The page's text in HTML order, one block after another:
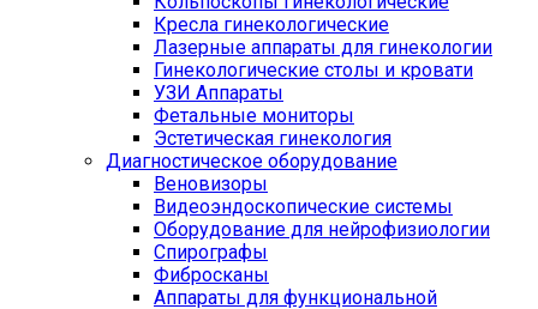
Кресла гинекологические
Лазерные аппараты для гинекологии
Гинекологические столы и кровати
УЗИ Аппараты
Фетальные мониторы
Эстетическая гинекология
Диагностическое оборудование
Веновизоры
Видеоэндоскопические системы
Оборудование для нейрофизиологии
Спирографы
Фибросканы
Аппараты для функциональной